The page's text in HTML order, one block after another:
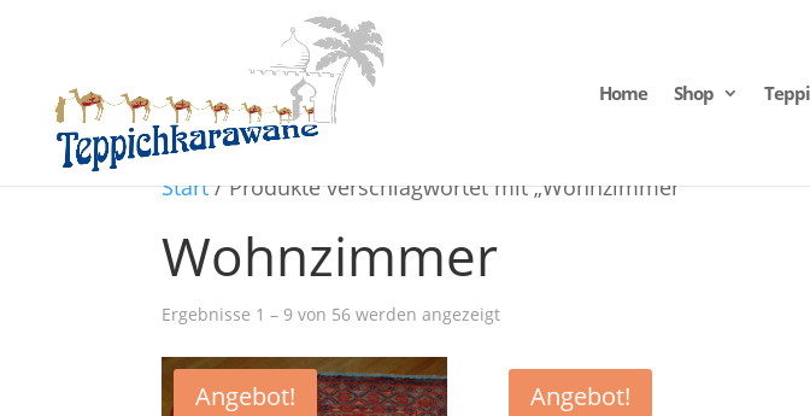
Home Shop
Start/ Produkte verschlagwortet mit „Wohnzimmer“
Wohnzimmer
Ergebnisse 1 – 9 von 56 werden angezeigt
Angebot! Angebot!